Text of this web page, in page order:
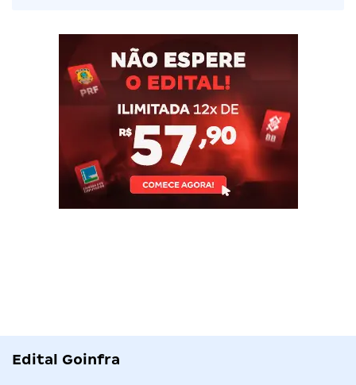
Edital Goinfra